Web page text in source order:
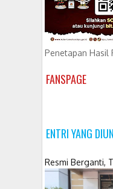
Penetapan Hasil
FANSPAGE
ENTRI YANG
Resmi Berganti,